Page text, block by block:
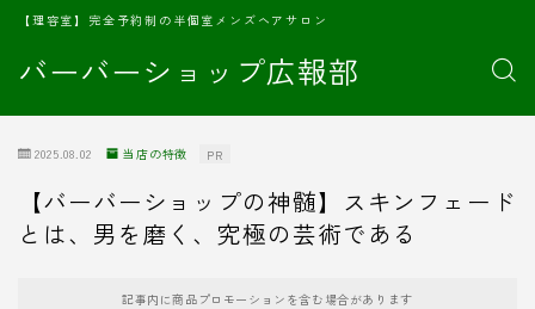
バーバーショップ広報部
【理容室】完全予約制の半個室メンズヘアサロン
2025.08.02 当店の特徴 PR
【バーバーショップの神髄】スキンフェード
とは、男を磨く、究極の芸術である
記事内に商品プロモーションを含む場合があります